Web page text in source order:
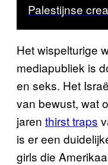
Palestijnse
Het wispelturige
mediapubliek is
en seks. Het
van bewust, wat
jaren thirst traps
is er een
girls die